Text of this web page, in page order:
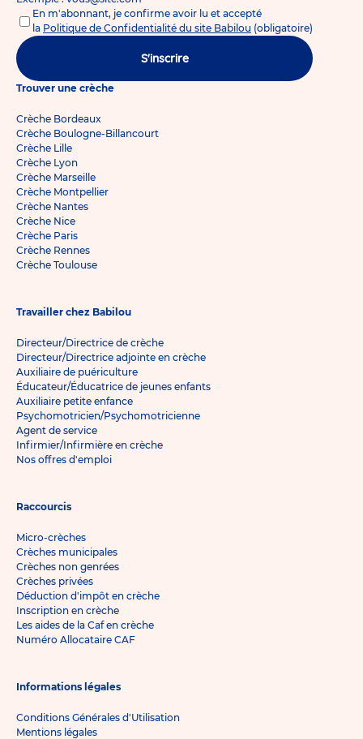
En m'abonnant, je confirme avoir lu et accepté
la Politique de Confidentialité du site Babilou (obligatoire)
S'inscrire
Trouver une crèche
Crèche Bordeaux
Crèche Boulogne-Billancourt
Crèche Lille
Crèche Lyon
Crèche Marseille
Crèche Montpellier
Crèche Nantes
Crèche Nice
Crèche Paris
Crèche Rennes
Crèche Toulouse
Travailler chez Babilou
Directeur/Directrice de crèche
Directeur/Directrice adjointe en crèche
Auxiliaire de puériculture
Éducateur/Éducatrice de jeunes enfants
Auxiliaire petite enfance
Psychomotricien/Psychomotricienne
Agent de service
Infirmier/Infirmière en crèche
Nos offres d'emploi
Raccourcis
Micro-crèches
Crèches municipales
Crèches non genrées
Crèches privées
Déduction d'impôt en crèche
Inscription en crèche
Les aides de la Caf en crèche
Numéro Allocataire CAF
Informations légales
Conditions Générales d'Utilisation
Mentions légales